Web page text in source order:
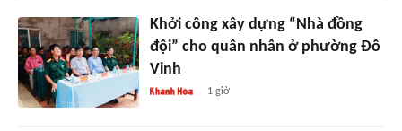
Khởi công xây dựng “Nhà đồng
đội” cho quân nhân ở phường Đô
Vinh
1 giờ